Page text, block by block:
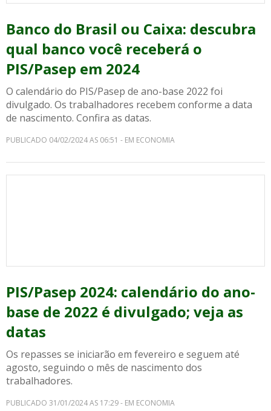
Banco do Brasil ou Caixa: descubra
qual banco você receberá o
PIS/Pasep em 2024
O calendário do PIS/Pasep de ano-base 2022 foi
divulgado. Os trabalhadores recebem conforme a data
de nascimento. Confira as datas.
PUBLICADO 04/02/2024 AS 06:51 - EM ECONOMIA
PIS/Pasep 2024: calendário do ano-
base de 2022 é divulgado; veja as
datas
Os repasses se iniciarão em fevereiro e seguem até
agosto, seguindo o mês de nascimento dos
trabalhadores.
PUBLICADO 31/01/2024 AS 17:29 - EM ECONOMIA